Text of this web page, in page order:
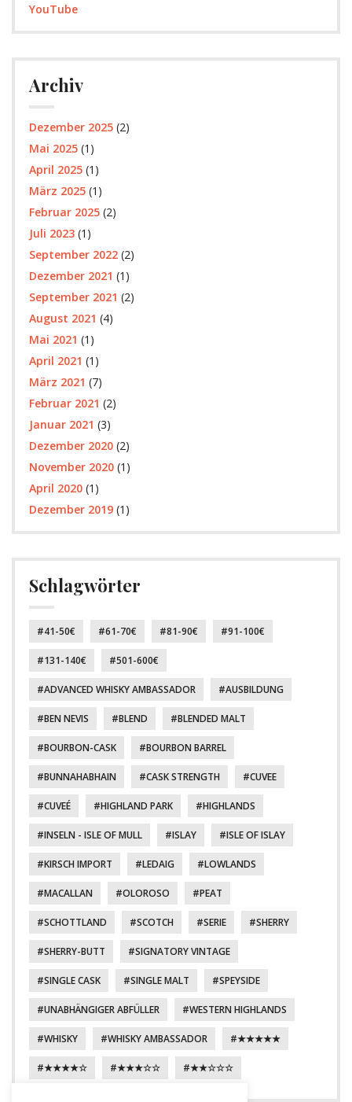
YouTube
Archiv
Dezember 2025(2)
Mai 2025(1)
April 2025(1)
März 2025(1)
Februar 2025(2)
Juli 2023(1)
September 2022(2)
Dezember 2021 (1)
September 2021 (2)
August 2021 (4)
Mai 2021 (1)
April 2021 (1)
März 2021 (7)
Februar 2021 (2)
Januar 2021 (3)
Dezember 2020(2)
November 2020(1)
April 2020(1)
Dezember 2019(1)
Schlagwörter
41-50€ 61-70€ 81-90€ 91-100€
131-140€ 501-600€
ADVANCED WHISKY AMBASSADOR AUSBILDUNG
BEN NEVIS BLEND BLENDED MALT
BOURBON-CASK BOURBON BARREL
BUNNAHABHAIN CASK STRENGTH CUVEE
CUVEÉ HIGHLAND PARK HIGHLANDS
INSELN - ISLE OF MULL ISLAY ISLE OF ISLAY
KIRSCH IMPORT LEDAIG LOWLANDS
MACALLAN OLOROSO PEAT
SCHOTTLAND SCOTCH SERIE SHERRY
SHERRY-BUTT SIGNATORY VINTAGE
SINGLE CASK SINGLE MALT SPEYSIDE
UNABHÄNGIGER ABFÜLLER WESTERN HIGHLANDS
WHISKY WHISKY AMBASSADOR ★★★★★
★★★★☆ ★★★☆☆ ★★☆☆☆